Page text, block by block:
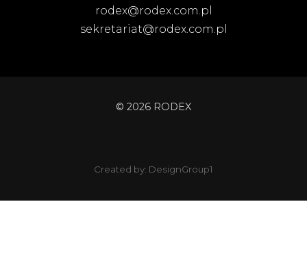
rodex@rodex.com.pl
sekretariat@rodex.com.pl
© 2026 RODEX
Created by: DesignGroup1